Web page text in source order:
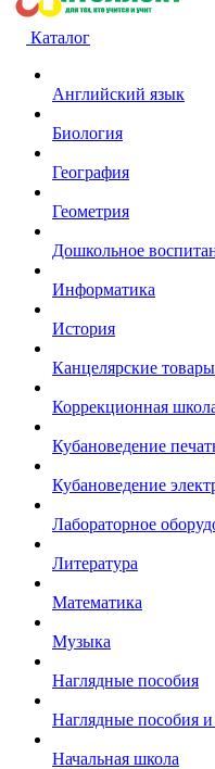
Каталог
Английский язык
Биология
География
Геометрия
Дошкольное
Информатика
История
Канцелярские товары
Коррекционная
Кубановедение
Кубановедение
Лабораторное
Литература
Математика
Музыка
Наглядные пособия
Наглядные пособия
Начальная школа